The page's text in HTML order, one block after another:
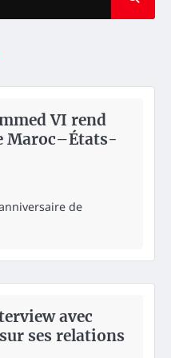
VI rend
Maroc–États-
de
avec
ses relations